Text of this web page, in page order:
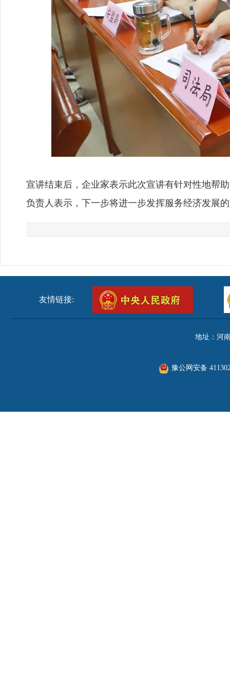
宣讲结束后，企业家表示此次宣讲有针对性地帮
负责人表示，下一步将进一步发挥服务经济发展
友情链接:
地址：河
豫公网安备